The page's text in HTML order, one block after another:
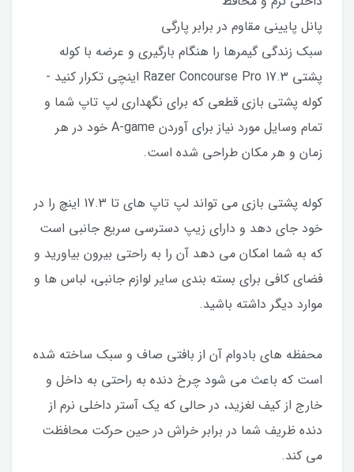
پانل پایینی مقاوم در برابر پارگی
سبک زندگی گیمرها را هنگام بارگیری و عرضه با کوله
پشتی Razer Concourse Pro 17.3 اینچی تکرار کنید -
کوله پشتی بازی قطعی که برای نگهداری لپ تاپ شما و
تمام وسایل مورد نیاز برای آوردن A-game خود در هر
زمان و هر مکان طراحی شده است.
کوله پشتی بازی می تواند لپ تاپ های تا 17.3 اینچ را در
خود جای دهد و دارای زیپ دسترسی سریع جانبی است
که به شما امکان می دهد آن را به راحتی بیرون بیاورید و
فضای کافی برای بسته بندی سایر لوازم جانبی، لباس ها و
موارد دیگر داشته باشید.
محفظه های بادوام آن از بافتی صاف و سبک ساخته شده
است که باعث می شود چرخ دنده به راحتی به داخل و
خارج از کیف لغزید، در حالی که یک آستر داخلی نرم از
دنده ظریف شما در برابر خراش در حین حرکت محافظت
می کند.